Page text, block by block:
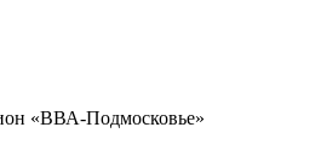
«ВВА-Подмосковье»